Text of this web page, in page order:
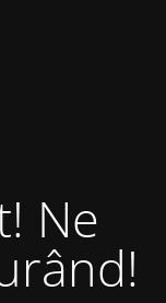
Ne